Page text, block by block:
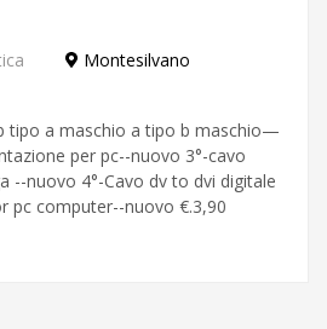
Montesilvano
tipo a maschio a tipo b maschio—
per pc--nuovo 3°-cavo
--nuovo 4°-Cavo dv to dvi digitale
pc computer--nuovo €.3,90